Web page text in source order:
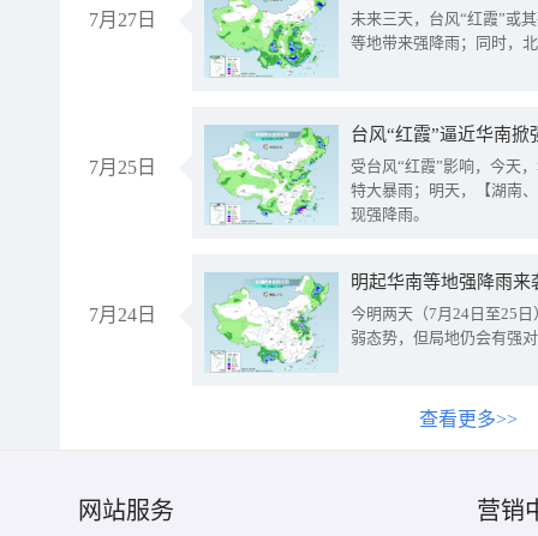
7月27日
未来三天，台风“红霞”或
等地带来强降雨；同时，
7月25日
台风“红霞”逼近华南
受台风“红霞”影响，今天
特大暴雨；明天，【湖南
现强降雨。
7月24日
明起华南等地强降雨
今明两天（7月24日至25
弱态势，但局地仍会有强
查看更多>>
网站服务 营销